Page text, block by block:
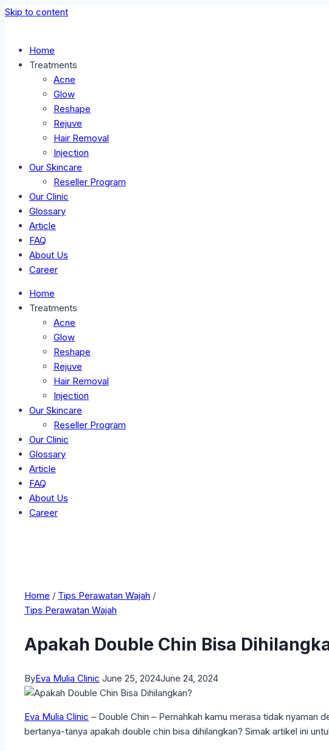
Skip to content
Home
Treatments
Acne
Glow
Reshape
Rejuve
Hair Removal
Injection
Our Skincare
Reseller Program
Our Clinic
Glossary
Article
FAQ
About Us
Career
Home
Treatments
Acne
Glow
Reshape
Rejuve
Hair Removal
Injection
Our Skincare
Reseller Program
Our Clinic
Glossary
Article
FAQ
About Us
Career
Home / Tips Perawatan Wajah /
Tips Perawatan Wajah
Apakah Double Chin Bisa
ByEva Mulia Clinic June 25, 2024June 24, 2024
Eva Mulia Clinic – Double Chin – Pernahkah kamu merasa tidak nyaman
bertanya-tanya apakah double chin bisa dihilangkan? Simak artikel ini